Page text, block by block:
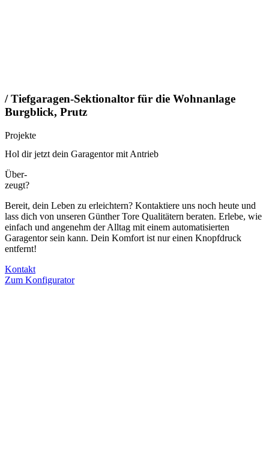
/ Tiefgaragen-Sektionaltor für die Wohnanlage
Burgblick, Prutz
Projekte
Hol dir jetzt dein Garagentor mit Antrieb
Über-
zeugt?
Bereit, dein Leben zu erleichtern? Kontaktiere uns noch heute und
lass dich von unseren Günther Tore Qualitätern beraten. Erlebe, wie
einfach und angenehm der Alltag mit einem automatisierten
Garagentor sein kann. Dein Komfort ist nur einen Knopfdruck
entfernt!
Kontakt
Zum Konfigurator